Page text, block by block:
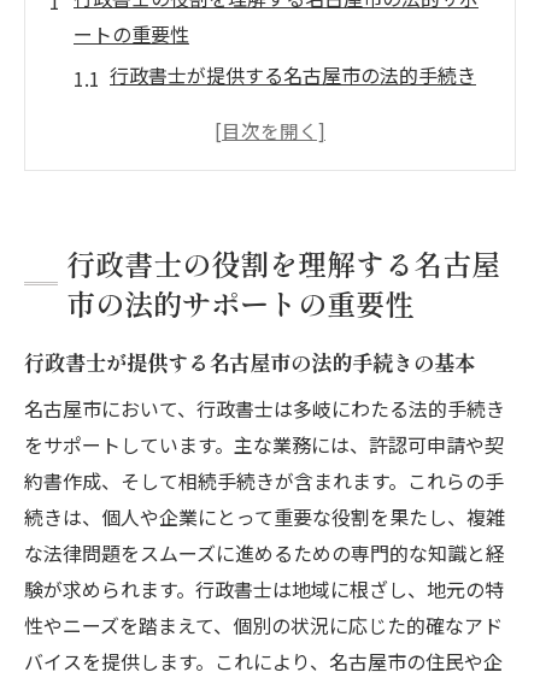
ートの重要性
行政書士が提供する名古屋市の法的手続き
名古屋市における行政書士の存在意義とそ
貢献
行政書士のサポートがビジネスに与える影
名古屋市で行政書士が果たす役割の重要性
名古屋市で行政書士の知名度を高めるための第
一歩地域密着の秘訣
地域密着型行政書士の活動が知名度向上の
鍵
名古屋市での行政書士の地域イベント参加
戦略
行政書士の役割を理解する名古屋
市の法的サポートの重要性
行政書士が提供する名古屋市の法的手続きの基本
名古屋市において、行政書士は多岐にわたる法的手続き
をサポートしています。主な業務には、許認可申請や契
約書作成、そして相続手続きが含まれます。これらの手
続きは、個人や企業にとって重要な役割を果たし、複雑
な法律問題をスムーズに進めるための専門的な知識と経
験が求められます。行政書士は地域に根ざし、地元の特
性やニーズを踏まえて、個別の状況に応じた的確なアド
バイスを提供します。これにより、名古屋市の住民や企